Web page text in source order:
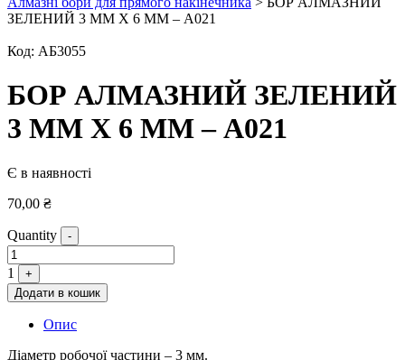
ЗЕЛЕНИЙ 3 ММ Х 6 ММ – А021
Код: АБ3055
БОР АЛМАЗНИЙ ЗЕЛЕНИЙ
3 ММ Х 6 ММ – А021
Є в наявності
70,00 ₴
Quantity -
1
+
Додати в кошик
Опис
Діаметр робочої частини – 3 мм.